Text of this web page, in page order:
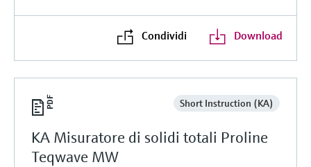
Condividi Download
Short Instruction (KA)
KA Misuratore di solidi totali Proline
Teqwave MW